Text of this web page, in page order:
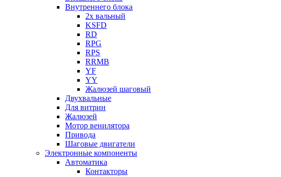
Внутреннего блока
2х вальный
KSFD
RD
RPG
RPS
RRMB
YF
YY
Жалюзей шаговый
Двухвальные
Для витрин
Жалюзей
Мотор венилятора
Привода
Шаговые двигатели
Электронные компоненты
Автоматика
Контакторы